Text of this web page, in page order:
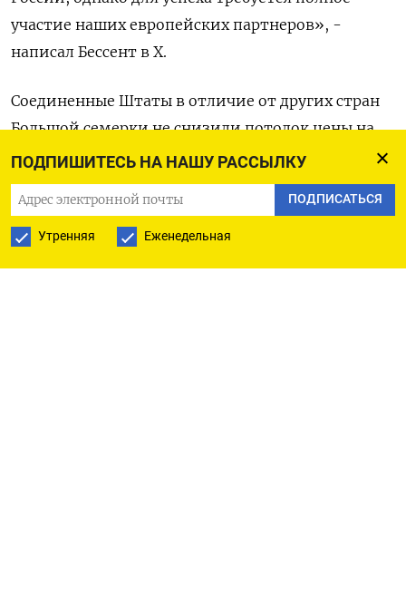
ПОДПИШИТЕСЬ НА НАШУ РАССЫЛКУ
ПОДПИСАТЬСЯ
Утренняя Еженедельная
участие наших европейских партнеров», -
написал Бессент в X.
Соединенные Штаты в отличие от других стран
Большой семерки не снизили потолок цены на
российскую нефть, перевозимую морем, до
$47,60 за баррель. При этом Трамп объявил о
резком повышении пошлин на импорт в США из
Индии, частично из-за крупных закупок ею